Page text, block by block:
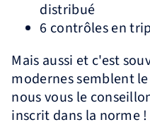
distribué
6 contrôles en
Mais aussi et c'est
modernes semblent
nous vous le
inscrit dans la norme !